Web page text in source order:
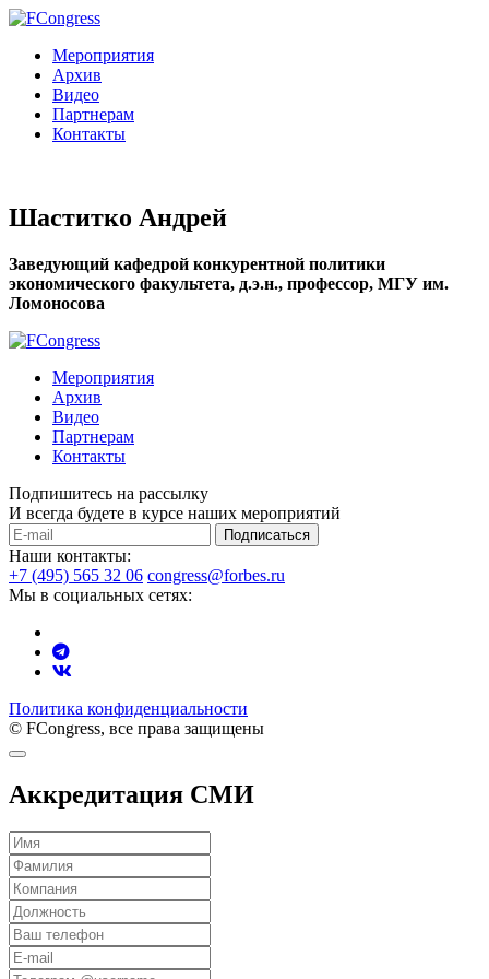
Мероприятия
Архив
Видео
Партнерам
Контакты
Шаститко Андрей
Заведующий кафедрой конкурентной политики
экономического факультета, д.э.н., профессор, МГУ им.
Ломоносова
Мероприятия
Архив
Видео
Партнерам
Контакты
Подпишитесь на рассылку
И всегда будете в курсе наших мероприятий
Подписаться
Наши контакты:
+7 (495) 565 32 06 congress@forbes.ru
Мы в социальных сетях:
Политика конфиденциальности
© FCongress, все права защищены
Аккредитация СМИ